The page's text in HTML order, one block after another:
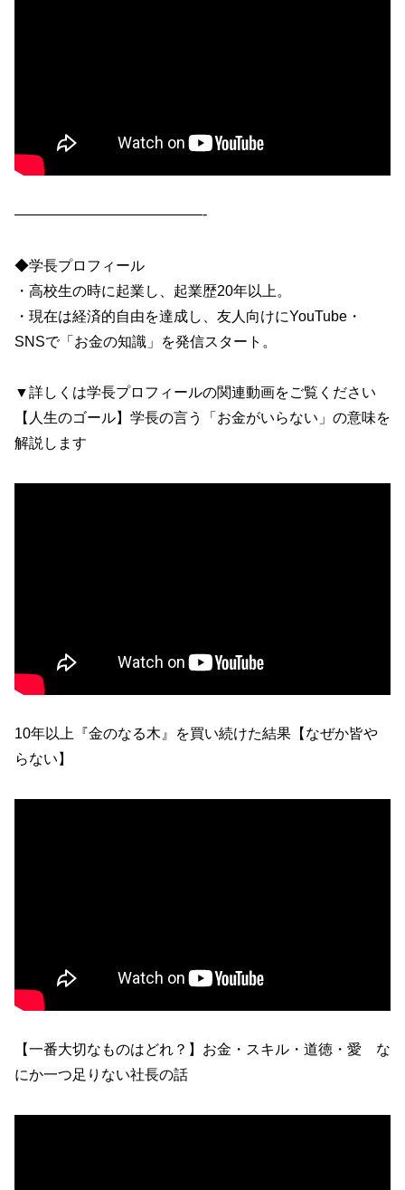
—————————————-
◆学長プロフィール
・高校生の時に起業し、起業歴20年以上。
・現在は経済的自由を達成し、友人向けにYouTube・
SNSで「お金の知識」を発信スタート。
▼詳しくは学長プロフィールの関連動画をご覧ください
【人生のゴール】学長の言う「お金がいらない」の意味を
解説します
10年以上『金のなる木』を買い続けた結果【なぜか皆や
らない】
【一番大切なものはどれ？】お金・スキル・道徳・愛 な
にか一つ足りない社長の話